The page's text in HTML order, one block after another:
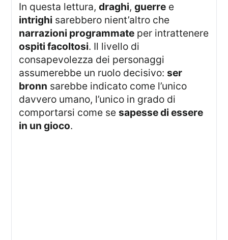
In questa lettura,draghi,guerre e
intrighi sarebbero nient’altro che
narrazioni programmate per intrattenere
ospiti facoltosi. Il livello di
consapevolezza dei personaggi
assumerebbe un ruolo decisivo:ser
bronn sarebbe indicato come l’unico
davvero umano, l’unico in grado di
comportarsi come sesapesse di essere
in un gioco.